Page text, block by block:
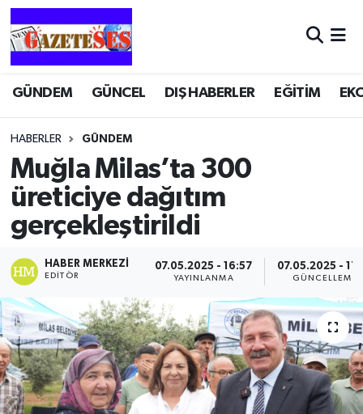
GÜNDEM GÜNCEL DIŞ HABERLER EĞİTİM
HABERLER GÜNDEM
Muğla Milas’ta 300
üreticiye dağıtım
gerçekleştirildi
HABER MERKEZI
EDITÖR
07.05.2025 - 16:57
YAYINLANMA
07.05.2025 -
GÜNCELLEME